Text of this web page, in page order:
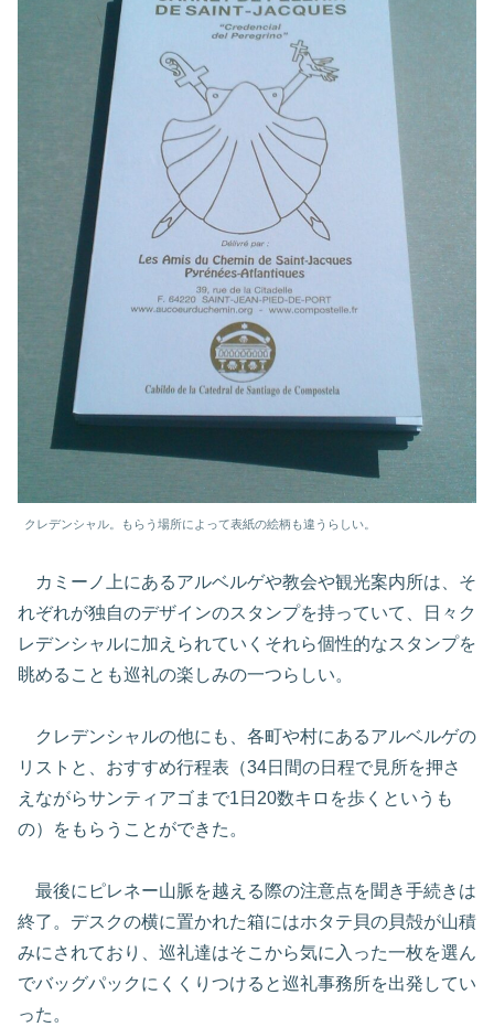
クレデンシャル。もらう場所によって表紙の絵柄も違うらしい。
カミーノ上にあるアルベルゲや教会や観光案内所は、そ
れぞれが独自のデザインのスタンプを持っていて、日々ク
レデンシャルに加えられていくそれら個性的なスタンプを
眺めることも巡礼の楽しみの一つらしい。
クレデンシャルの他にも、各町や村にあるアルベルゲの
リストと、おすすめ行程表（34日間の日程で見所を押さ
えながらサンティアゴまで1日20数キロを歩くというも
の）をもらうことができた。
最後にピレネー山脈を越える際の注意点を聞き手続きは
終了。デスクの横に置かれた箱にはホタテ貝の貝殻が山積
みにされており、巡礼達はそこから気に入った一枚を選ん
でバッグパックにくくりつけると巡礼事務所を出発してい
った。